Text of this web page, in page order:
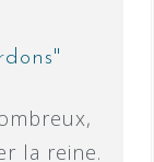
la reine.